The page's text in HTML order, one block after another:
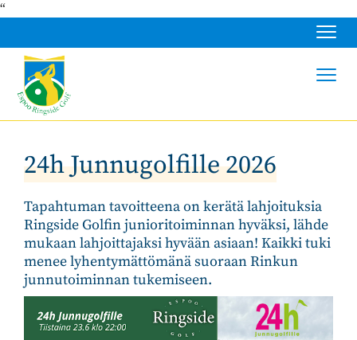
“
24h Junnugolfille 2026
Tapahtuman tavoitteena on kerätä lahjoituksia
Ringside Golfin junioritoiminnan hyväksi, lähde
mukaan lahjoittajaksi hyvään asiaan! Kaikki tuki
menee lyhentymättömänä suoraan Rinkun
junnutoiminnan tukemiseen.